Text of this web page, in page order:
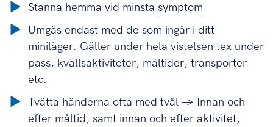
Stanna hemma vid minsta symptom
Umgås endast med de som ingår i ditt
miniläger. Gäller under hela vistelsen tex under
pass, kvällsaktiviteter, måltider, transporter
etc.
Tvätta händerna ofta med tvål → Innan och
efter måltid, samt innan och efter aktivitet,